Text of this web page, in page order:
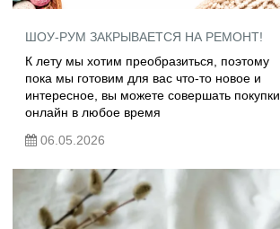
ШОУ-РУМ ЗАКРЫВАЕТСЯ НА РЕМОНТ!
К лету мы хотим преобразиться, поэтому
пока мы готовим для вас что-то новое и
интересное, вы можете совершать покупки
онлайн в любое время
06.05.2026